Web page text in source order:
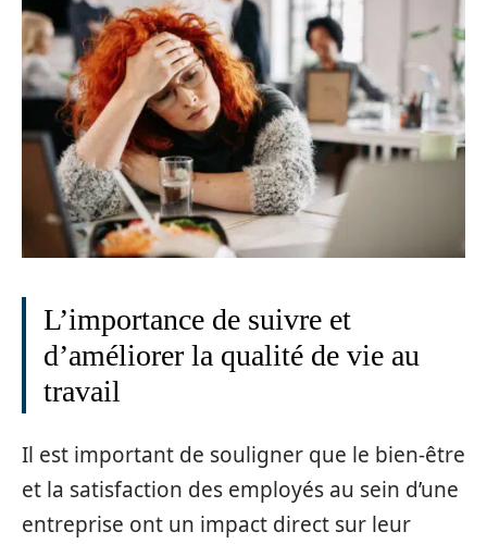
L’importance de suivre et
d’améliorer la qualité de vie au
travail
Il est important de souligner que le bien-être
et la satisfaction des employés au sein d’une
entreprise ont un impact direct sur leur